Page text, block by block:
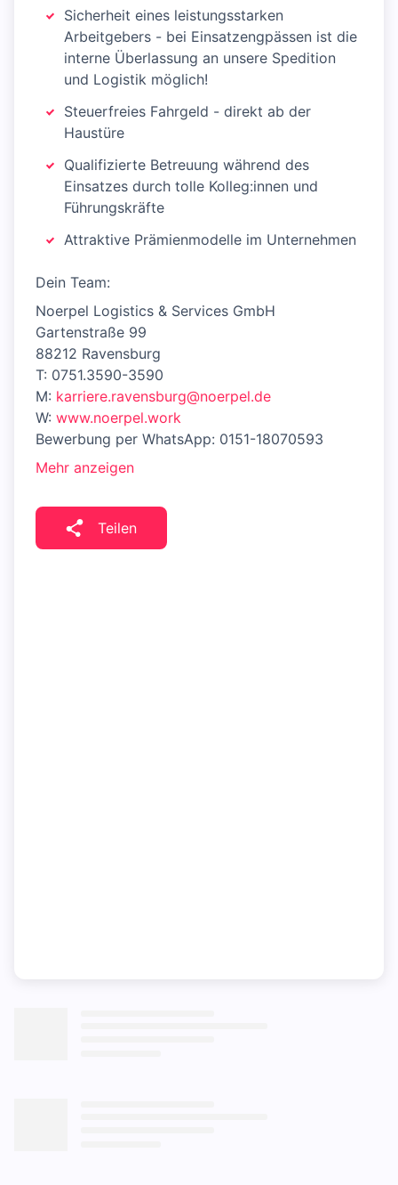
Sicherheit eines leistungsstarken
Arbeitgebers - bei Einsatzengpässen ist die
interne Überlassung an unsere Spedition
und Logistik möglich!
Steuerfreies Fahrgeld - direkt ab der
Haustüre
Qualifizierte Betreuung während des
Einsatzes durch tolle Kolleg:innen und
Führungskräfte
Attraktive Prämienmodelle im Unternehmen
Dein Team:
Noerpel Logistics & Services GmbH
Gartenstraße 99
88212 Ravensburg
T: 0751.3590-3590
M: karriere.ravensburg@noerpel.de
W: www.noerpel.work
Bewerbung per WhatsApp: 0151-18070593
Mehr anzeigen
Teilen